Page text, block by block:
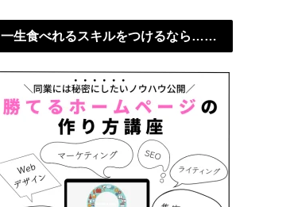
一生食べれるスキルをつけるなら……